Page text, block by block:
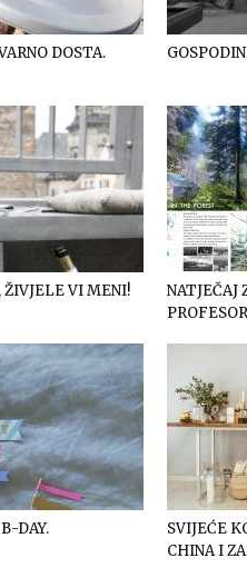
DOSTA.
ŽIVJELE VI MENI!
NATJEČAJ
DAY.
SVIJEĆE
CHINA I